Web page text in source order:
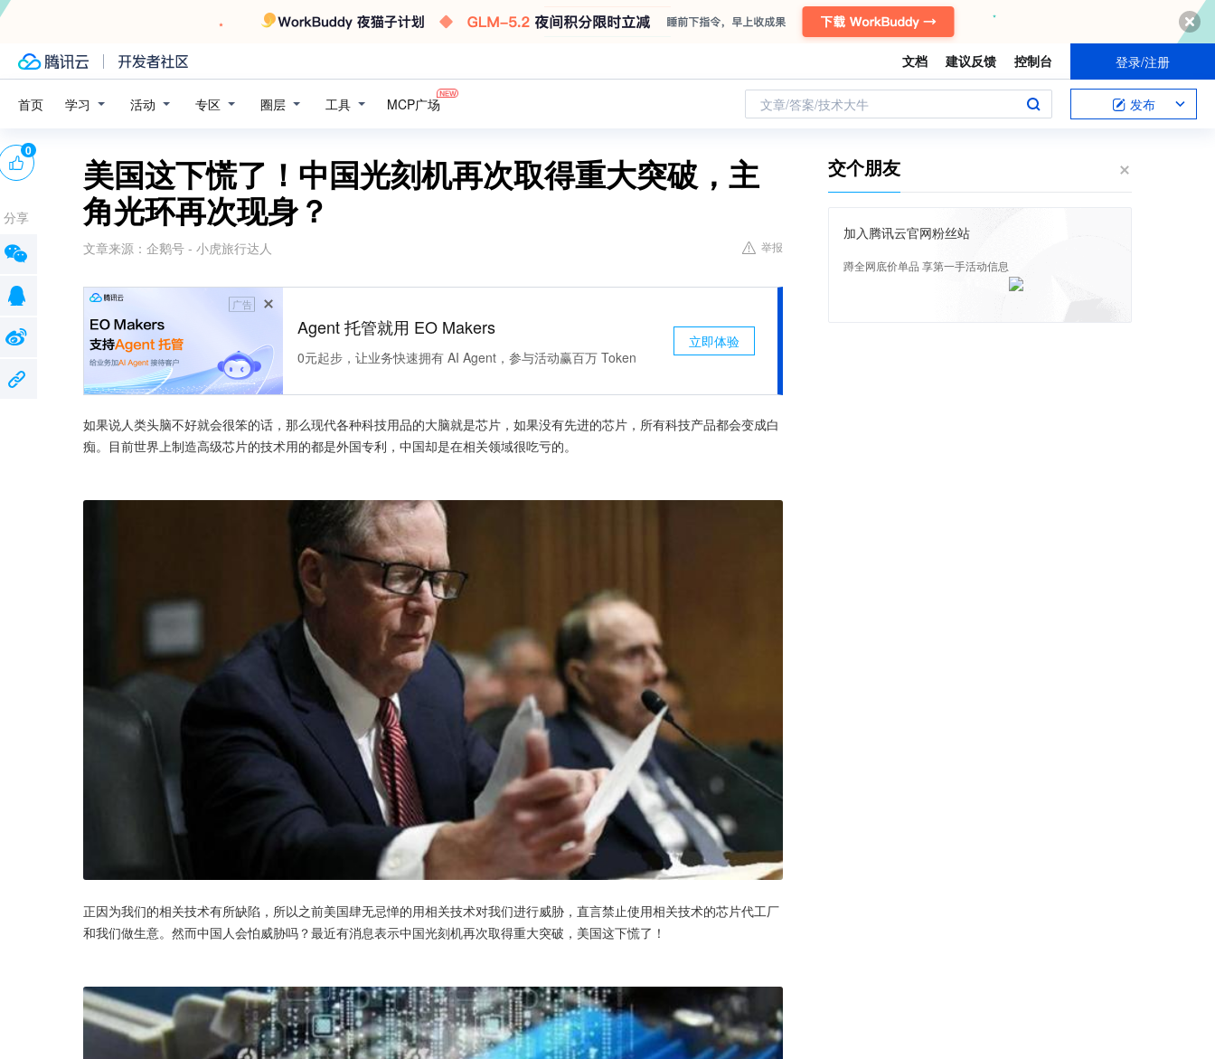
文档 建议反馈 控制台 登录/注册
首页 学习 活动 专区 圈层 工具 MCP广场 文章/答案/技术大牛 发布
美国这下慌了！中国光刻机再次取得重大突破，主
角光环再次现身？
文章来源： 企鹅号 - 小虎旅行达人 举报
广告
Agent 托管就用 EO Makers
0元起步，让业务快速拥有 AI Agent，参与活动赢百万 Token
立即体验
如果说人类头脑不好就会很笨的话，那么现代各种科技用品的大脑就是芯片，如果没有先进的芯片，所有科技产品都会变成白
痴。目前世界上制造高级芯片的技术用的都是外国专利，中国却是在相关领域很吃亏的。
正因为我们的相关技术有所缺陷，所以之前美国肆无忌惮的用相关技术对我们进行威胁，直言禁止使用相关技术的芯片代工厂
和我们做生意。然而中国人会怕威胁吗？最近有消息表示中国光刻机再次取得重大突破，美国这下慌了！
0
分享
交个朋友
加入腾讯云官网粉丝站
蹲全网底价单品 享第一手活动信息